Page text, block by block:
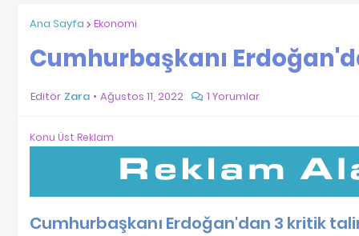
Ana Sayfa Ekonomi
Cumhurbaşkanı
Editör Zara Ağustos 11, 2022 1 Yorumlar
Konu Üst Reklam
Cumhurbaşkanı Erdoğan'dan 3 kritik